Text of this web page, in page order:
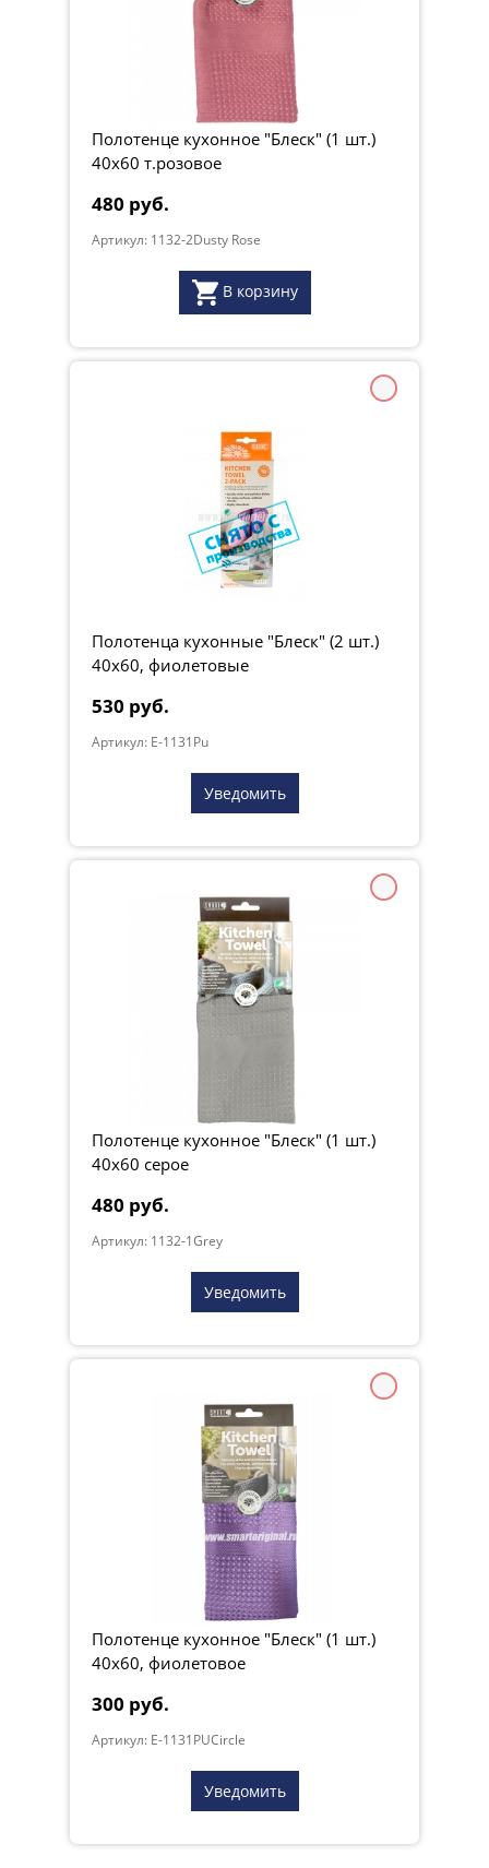
Полотенце кухонное "Блеск" (1 шт.)
40х60 т.розовое
480 руб.
Артикул: 1132-2Dusty Rose
В корзину
Полотенца кухонные "Блеск" (2 шт.)
40х60, фиолетовые
530 руб.
Артикул: E-1131Pu
Уведомить
Полотенце кухонное "Блеск" (1 шт.)
40х60 серое
480 руб.
Артикул: 1132-1Grey
Уведомить
Полотенце кухонное "Блеск" (1 шт.)
40х60, фиолетовое
300 руб.
Артикул: E-1131PUCircle
Уведомить